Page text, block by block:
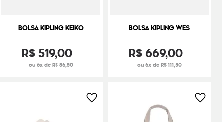
BOLSA KIPLING KEIKO
R$519,00
ou 6x de R$ 86,50
BOLSA KIPLING WES
R$ 669,00
ou 6x de R$ 111,50